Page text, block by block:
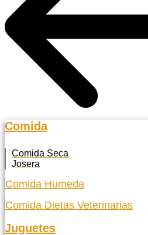
Comida
Comida Seca
Josera
Comida Humeda
Comida Dietas Veterinarias
Juguetes